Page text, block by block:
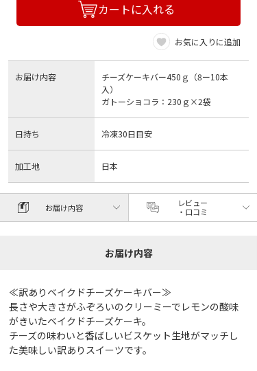
カートに入れる
お気に入りに追加
お届け内容
チーズケーキバー450ｇ（8ー10本
入）
ガトーショコラ：230ｇ×2袋
日持ち 冷凍30日目安
加工地 日本
お届け内容
レビュー
・口コミ
お届け内容
≪訳ありベイクドチーズケーキバー≫
長さや大きさがふぞろいのクリーミーでレモンの酸味
がきいたベイクドチーズケーキ。
チーズの味わいと香ばしいビスケット生地がマッチし
た美味しい訳ありスイーツです。